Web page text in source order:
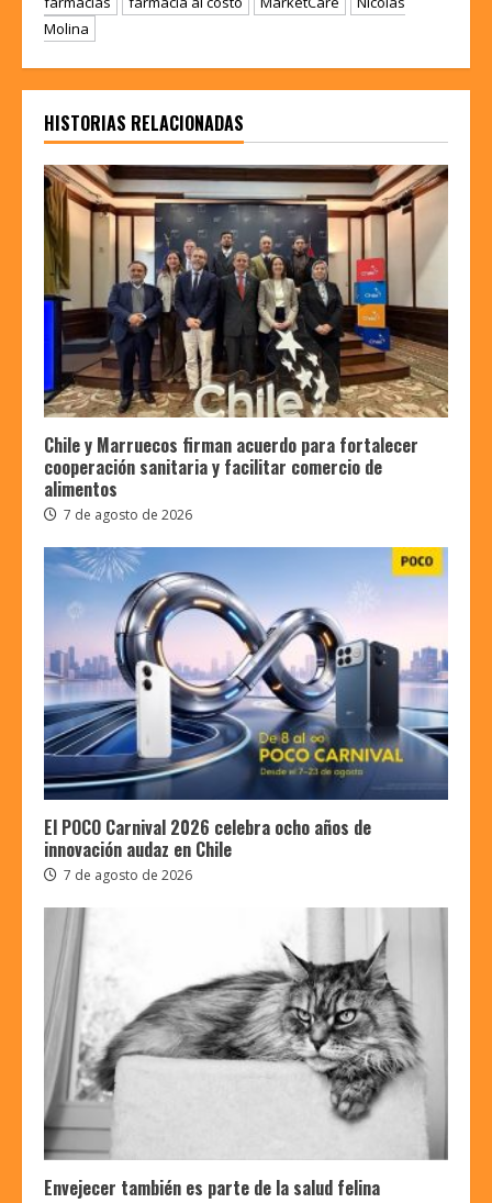
Molina
HISTORIAS RELACIONADAS
Chile y Marruecos firman acuerdo para fortalecer
cooperación sanitaria y facilitar comercio de
alimentos
7 de agosto de 2026
El POCO Carnival 2026 celebra ocho años de
innovación audaz en Chile
7 de agosto de 2026
Envejecer también es parte de la salud felina